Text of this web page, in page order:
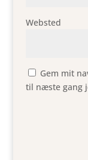
Websted
Gem mit
til næste gang